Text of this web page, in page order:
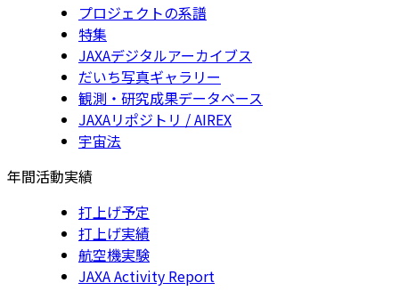
プロジェクトの系譜
特集
JAXAデジタルアーカイブス
だいち写真ギャラリー
観測・研究成果データベース
JAXAリポジトリ / AIREX
宇宙法
年間活動実績
打上げ予定
打上げ実績
航空機実験
JAXA Activity Report